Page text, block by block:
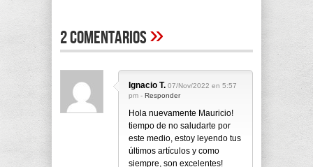
2 Comentarios»
Ignacio T. 07/Nov/2022 en 5:57
pm - Responder
Hola nuevamente Mauricio!
tiempo de no saludarte por
este medio, estoy leyendo tus
últimos artículos y como
siempre, son excelentes!